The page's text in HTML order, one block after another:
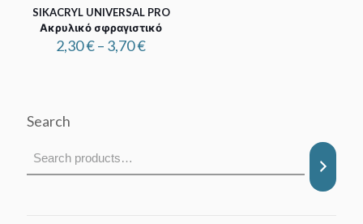
SIKACRYL UNIVERSAL PRO
Ακρυλικό σφραγιστικό
2,30€– 3,70€Price
Search